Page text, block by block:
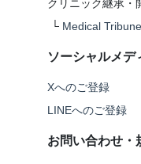
クリニック継承・
└ Medical
ソーシャルメデ
Xへのご登録
LINEへのご登録
お問い合わせ・